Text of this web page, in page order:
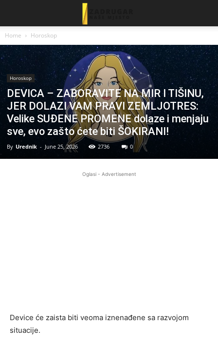
Home Horoskop
Horoskop
DEVICA – ZABORAVITE NA MIR I TIŠINU,
JER DOLAZI VAM PRAVI ZEMLJOTRES:
Velike SUĐENE PROMENE dolaze i menjaju
sve, evo zašto ćete biti ŠOKIRANI!
By Urednik - June 25, 2026 2736 0
Oglasi - Advertisement
Device će zaista biti veoma iznenađene sa razvojom
situacije.